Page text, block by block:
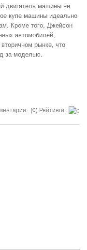
двигатель машины не
купе машины идеально
Кроме того, Джейсон
автомобилей,
рынке, что
за моделью.
(0) Рейтинги: